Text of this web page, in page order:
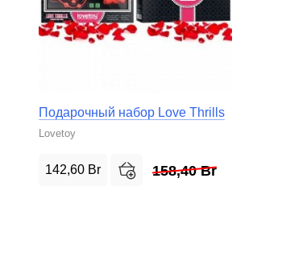
Подарочный набор Love Thrills
Lovetoy
142,60 Br 158,40Br